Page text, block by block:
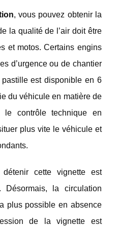
, vous pouvez obtenir la
la qualité de l’air doit être
et motos. Certains engins
d’urgence ou de chantier
est disponible en 6
du véhicule en matière de
le contrôle technique en
plus vite le véhicule et
cette vignette est
Désormais, la circulation
plus possible en absence
de la vignette est